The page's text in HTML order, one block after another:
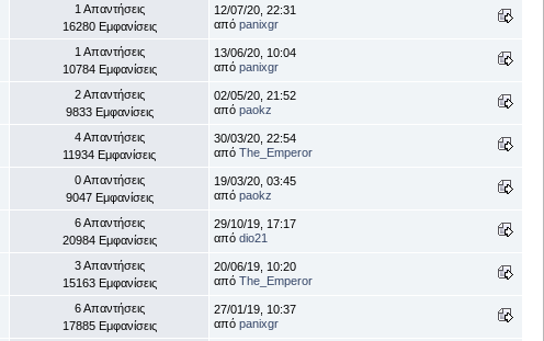
1 Απαντήσεις
16280 Εμφανίσεις
12/07/20, 22:31
από panixgr
1 Απαντήσεις
10784 Εμφανίσεις
13/06/20, 10:04
από panixgr
2 Απαντήσεις
9833 Εμφανίσεις
02/05/20, 21:52
από paokz
4 Απαντήσεις
11934 Εμφανίσεις
30/03/20, 22:54
από The_Emperor
0 Απαντήσεις
9047 Εμφανίσεις
19/03/20, 03:45
από paokz
6 Απαντήσεις
20984 Εμφανίσεις
29/10/19, 17:17
από dio21
3 Απαντήσεις
15163 Εμφανίσεις
20/06/19, 10:20
από The_Emperor
6 Απαντήσεις
17885 Εμφανίσεις
27/01/19, 10:37
από panixgr